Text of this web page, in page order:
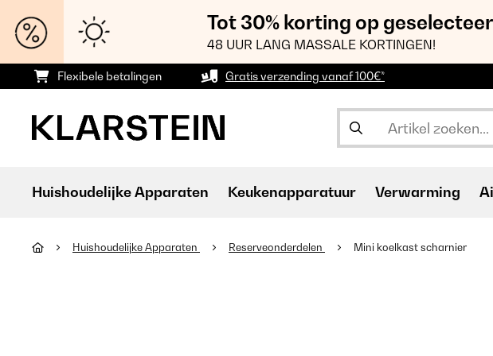
Tot 30% korting op
48 UUR LANG MASSALE KORTINGEN!
Flexibele betalingen Gratis verzending vanaf 100€*
Huishoudelijke Apparaten Keukenapparatuur Verwarming
Huishoudelijke Apparaten Reserveonderdelen Mini koelkast scharnier